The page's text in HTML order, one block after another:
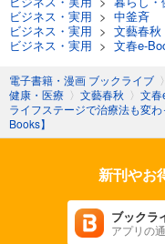
ビジネス・実用 > 中釜斉
ビジネス・実用 > 文藝春秋
ビジネス・実用 > 文春e-
電子書籍・漫画 ブックライブ 〉
健康・医療 〉 文藝春秋 〉 文
ライフステージで治療法も変
Books】
新刊やお
ブックラ
アプリの